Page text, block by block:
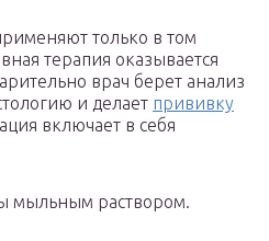
только в том
терапия оказывается
врач берет анализ
и делает прививку
включает в себя
мыльным раствором.